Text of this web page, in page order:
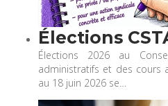
Élections
Élections 2026 au
administratifs et des cours
au 18 juin 2026 se…